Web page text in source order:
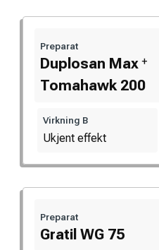
Preparat
Duplosan Max +
Tomahawk 200
Virkning B
Ukjent effekt
Preparat
Gratil WG 75